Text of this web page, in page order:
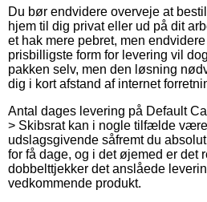
Du bør endvidere overveje at
hjem til dig privat eller ud på dit
et hak mere pebret, men
prisbilligste form for levering vil
pakken selv, men den løsning
dig i kort afstand af internet
Antal dages levering på Default
> Skibsrat kan i nogle tilfælde
udslagsgivende såfremt du
for få dage, og i det øjemed er det
dobbelttjekker det anslåede
vedkommende produkt.